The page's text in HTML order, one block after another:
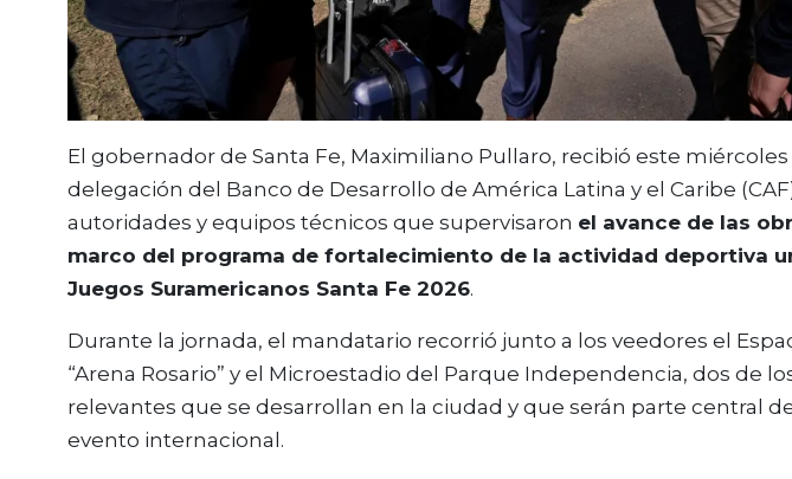
El gobernador de Santa Fe, Maximiliano Pullaro, recibió este miércoles
delegación del Banco de Desarrollo de América Latina y el Caribe
autoridades y equipos técnicos que supervisaron el avance de las
marco del programa de fortalecimiento de la actividad deportiva
Juegos Suramericanos Santa Fe 2026.
Durante la jornada, el mandatario recorrió junto a los veedores el
“Arena Rosario” y el Microestadio del Parque Independencia, dos de
relevantes que se desarrollan en la ciudad y que serán parte central
evento internacional.